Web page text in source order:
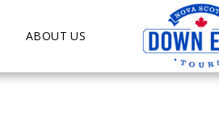
ABOUT US